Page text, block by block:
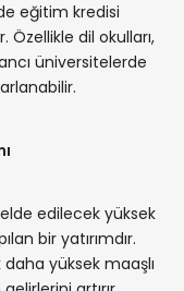
eğitim kredisi
Özellikle dil okulları,
üniversitelerde
edilecek yüksek
bir yatırımdır.
yüksek maaşlı